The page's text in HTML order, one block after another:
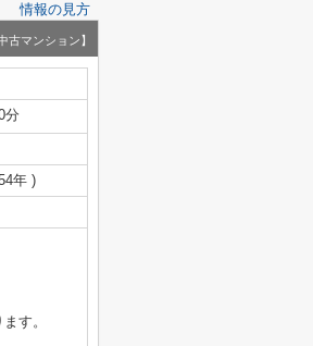
情報の見方
中古マンション】
分
年 )
す。